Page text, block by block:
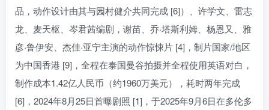
品，动作设计由其与园村健介共同完成 [6]）、许学文、雷志
龙、麦天枢、岑君茜编剧，谢苗、乔·塔斯利姆、杨恩又、雅
彦·鲁伊安、杰佳·亚宁主演的动作惊悚片 [4]，制片国家/地区
为中国香港 [9]，全程在泰国曼谷拍摄并全程使用英语对白，
制作成本1.42亿人民币（约1960万美元），耗时两年完成
[6]，2024年8月25日首曝剧照 [1]，于2025年9月6日在多伦多